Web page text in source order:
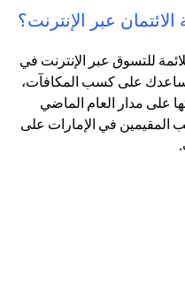
عبر الإنترنت؟
للتسوق عبر الإنترنت في
تساعدك على كسب المكافآت،
على مدار العام الماضي
المقيمين في الإمارات على